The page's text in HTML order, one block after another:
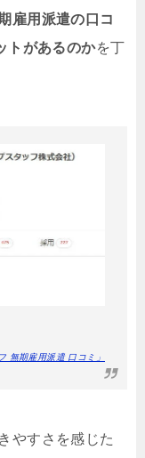
雇用派遣の口コ
トがあるのかを丁
無期雇用派遣 口コミ」
やすさを感じた